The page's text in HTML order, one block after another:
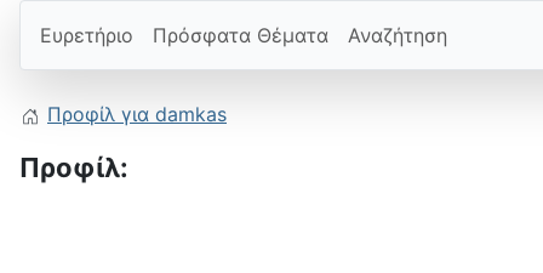
Ευρετήριο Πρόσφατα Θέματα Αναζήτηση
Προφίλ για damkas
Προφίλ: